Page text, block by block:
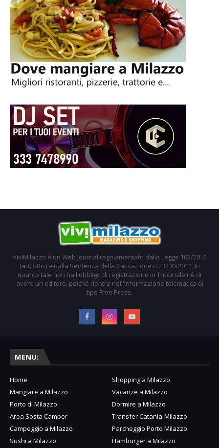
ViviMilazzo è un Web Journal regolamentato dalla Legge 103/2012
(art.3-Bis) e dalla Sentenza della Cassazione n.23230/2012. In
quanto tale non ha l'obbligo di registrazione in Tribunale nè di
avere un editore, poiché rientra nell'informazione telematica di
tipo Free Press.
MENU:
Home
Shopping a Milazzo
Mangiare a Milazzo
Vacanze a Milazzo
Porto di Milazzo
Dormire a Milazzo
Area Sosta Camper
Transfer Catania-Milazzo
Campeggio a Milazzo
Parcheggio Porto Milazzo
Sushi a Milazzo
Hamburger a Milazzo